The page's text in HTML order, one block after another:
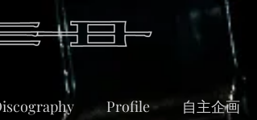
Profile 自主企画